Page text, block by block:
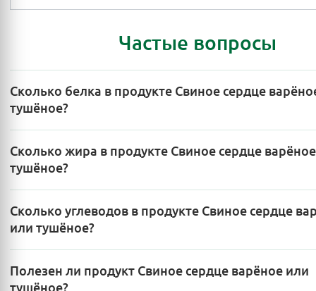
Частые вопросы
Сколько белка в продукте Свиное сердце
тушёное?
Сколько жира в продукте Свиное сердце
тушёное?
Сколько углеводов в продукте Свиное сердце
или тушёное?
Полезен ли продукт Свиное сердце варёное или